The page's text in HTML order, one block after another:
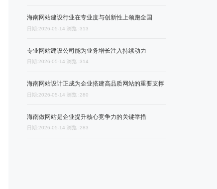
海南网站建设行业在专业度与创新性上领跑全国
日期:2026-05-14 浏览 :313
专业网站建设公司能为业务增长注入持续动力
日期:2026-05-14 浏览 :314
海南网站设计正成为企业搭建高品质网站的重要支撑
日期:2026-05-14 浏览 :280
海南做网站是企业提升核心竞争力的关键举措
日期:2026-05-14 浏览 :283